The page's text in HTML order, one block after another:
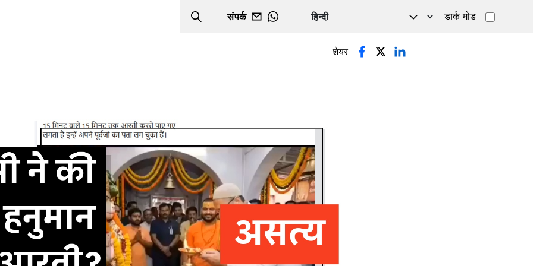
Search
संपर्क
WHATSAPP
डार्क मोड
शेयर